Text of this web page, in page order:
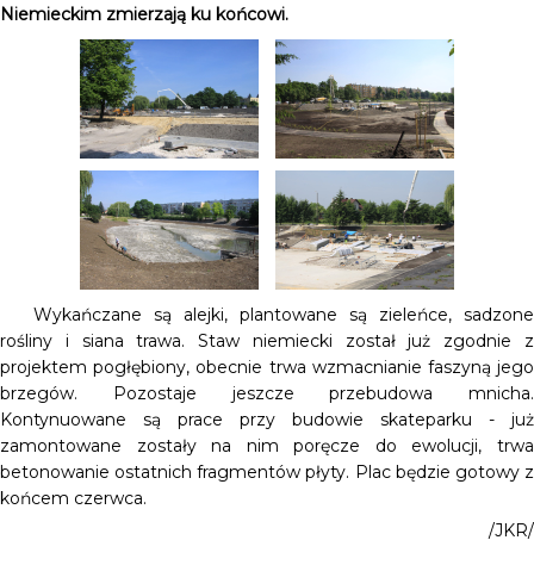
Niemieckim zmierzają ku końcowi.
Wykańczane są alejki, plantowane są zieleńce, sadzone
rośliny i siana trawa. Staw niemiecki został już zgodnie z
projektem pogłębiony, obecnie trwa wzmacnianie faszyną jego
brzegów. Pozostaje jeszcze przebudowa mnicha.
Kontynuowane są prace przy budowie skateparku - już
zamontowane zostały na nim poręcze do ewolucji, trwa
betonowanie ostatnich fragmentów płyty. Plac będzie gotowy z
końcem czerwca.
/JKR/